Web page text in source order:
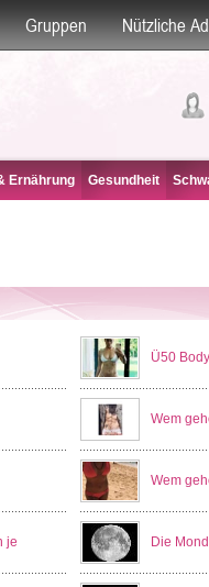
Gruppen Nützliche
Ernährung Gesundheit
Ü50
Wem
Wem
je Die